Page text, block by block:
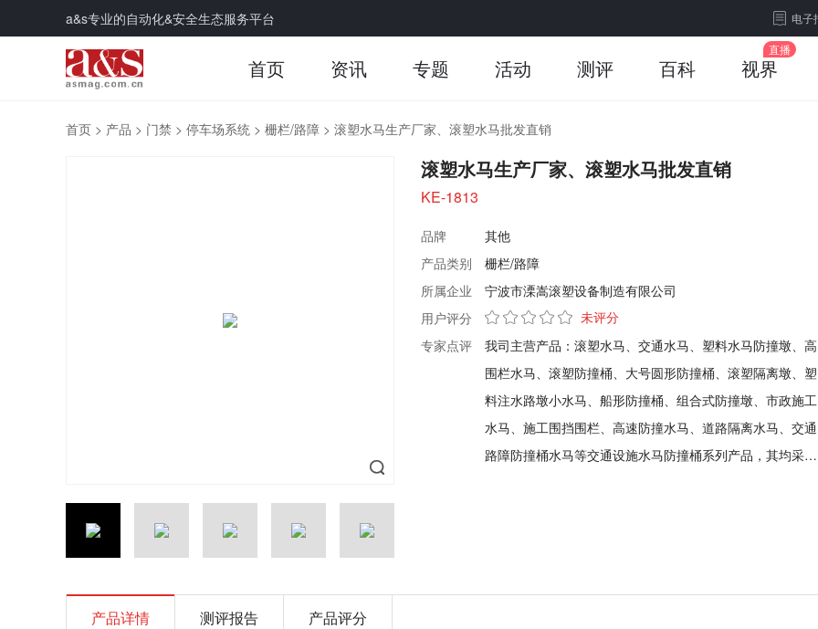
a&s专业的自动化&安全生态服务平台 电子
首页 资讯 专题 活动 测评 百科 视界
首页 > 产品 > 门禁 > 停车场系统 > 栅栏/路障 > 滚塑水马生产厂家、滚塑水马批发直销
滚塑水马生产厂家、滚塑水马批发直销
KE-1813
品牌
其他
产品类别
栅栏/路障
所属企业
宁波市溧嵩滚塑设备制造有限公司
用户评分
未评分
专家点评
我司主营产品：滚塑水马、交通水马、塑料水马防撞墩、高
围栏水马、滚塑防撞桶、大号圆形防撞桶、滚塑隔离墩、塑
料注水路墩小水马、船形防撞桶、组合式防撞墩、市政施工
水马、施工围挡围栏、高速防撞水马、道路隔离水马、交通
路障防撞桶水马等交通设施水马防撞桶系列产品，其均采用
产品详情 测评报告 产品评分